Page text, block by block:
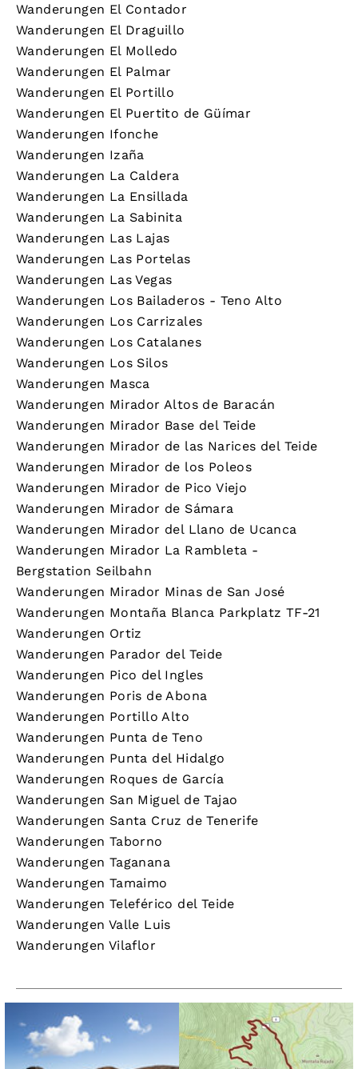
Wanderungen El Contador
Wanderungen El Draguillo
Wanderungen El Molledo
Wanderungen El Palmar
Wanderungen El Portillo
Wanderungen El Puertito de Güímar
Wanderungen Ifonche
Wanderungen Izaña
Wanderungen La Caldera
Wanderungen La Ensillada
Wanderungen La Sabinita
Wanderungen Las Lajas
Wanderungen Las Portelas
Wanderungen Las Vegas
Wanderungen Los Bailaderos - Teno Alto
Wanderungen Los Carrizales
Wanderungen Los Catalanes
Wanderungen Los Silos
Wanderungen Masca
Wanderungen Mirador Altos de Baracán
Wanderungen Mirador Base del Teide
Wanderungen Mirador de las Narices del Teide
Wanderungen Mirador de los Poleos
Wanderungen Mirador de Pico Viejo
Wanderungen Mirador de Sámara
Wanderungen Mirador del Llano de Ucanca
Wanderungen Mirador La Rambleta -
Bergstation Seilbahn
Wanderungen Mirador Minas de San José
Wanderungen Montaña Blanca Parkplatz TF-21
Wanderungen Ortiz
Wanderungen Parador del Teide
Wanderungen Pico del Ingles
Wanderungen Poris de Abona
Wanderungen Portillo Alto
Wanderungen Punta de Teno
Wanderungen Punta del Hidalgo
Wanderungen Roques de García
Wanderungen San Miguel de Tajao
Wanderungen Santa Cruz de Tenerife
Wanderungen Taborno
Wanderungen Taganana
Wanderungen Tamaimo
Wanderungen Teleférico del Teide
Wanderungen Valle Luis
Wanderungen Vilaflor